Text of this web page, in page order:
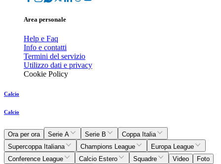
Area personale
Help e Faq
Info e contatti
Termini del servizio
Utilizzo dati e privacy
Cookie Policy
Calcio
Calcio
Ora per ora Serie A Serie B
Coppa Italia
Supercoppa Italiana
Champions League
Europa League
Conference League
Calcio Estero Squadre Video
Foto